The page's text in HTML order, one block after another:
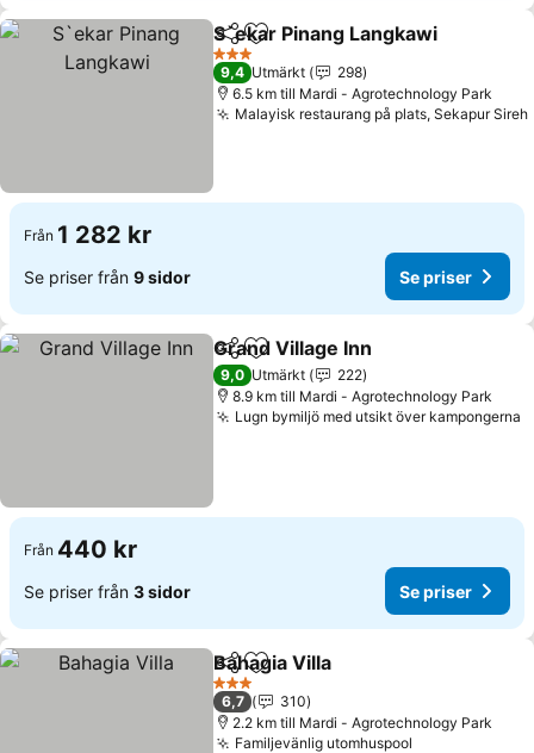
Dela Lägg till i Mina Favoriter
S`ekar Pinang Langkawi
3 Stjärnor
9,4 Utmärkt
298
6.5 km till Mardi - Agrotechnology Park
Malayisk restaurang på plats, Sekapur Sireh
Från 1 282 kr
Se priser från 9 sidor Se priser
Dela Lägg till i Mina Favoriter
Grand Village Inn
9,0 Utmärkt
222
8.9 km till Mardi - Agrotechnology Park
Lugn bymiljö med utsikt över kampongerna
Från 440 kr
Se priser från 3 sidor Se priser
Dela Lägg till i Mina Favoriter
Bahagia Villa
3 Stjärnor
6,7
310
2.2 km till Mardi - Agrotechnology Park
Familjevänlig utomhuspool